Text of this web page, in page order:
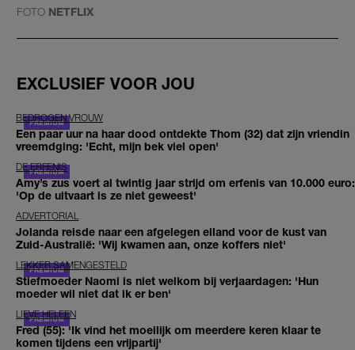
FOTO NETFLIX
EXCLUSIEF VOOR JOU
BEDROGEN VROUW
Een paar uur na haar dood ontdekte Thom (32) dat zijn vriendin
vreemdging: 'Echt, mijn bek viel open'
DE ERFENIS
Amy’s zus voert al twintig jaar strijd om erfenis van 10.000 euro:
'Op de uitvaart is ze niet geweest'
ADVERTORIAL
Jolanda reisde naar een afgelegen eiland voor de kust van
Zuid-Australië: 'Wij kwamen aan, onze koffers niet'
LEKKER SAMENGESTELD
Stiefmoeder Naomi is niet welkom bij verjaardagen: 'Hun
moeder wil niet dat ik er ben'
LIEVE HELEEN
Fred (55): 'Ik vind het moeilijk om meerdere keren klaar te
komen tijdens een vrijpartij'